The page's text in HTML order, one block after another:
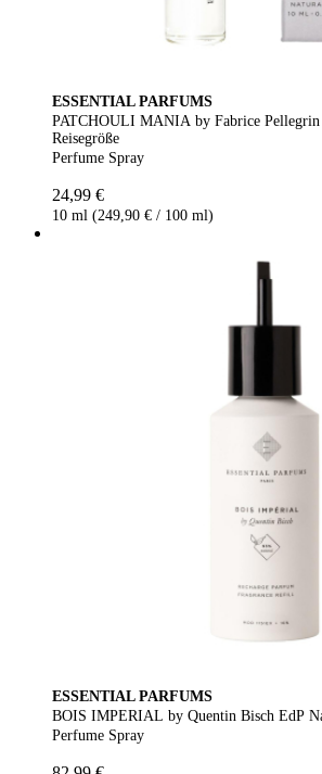
ESSENTIAL PARFUMS
PATCHOULI MANIA by Fabrice Pellegrin
Reisegröße
Perfume Spray
24,99 €
10 ml (249,90 € / 100 ml)
ESSENTIAL PARFUMS
BOIS IMPERIAL by Quentin Bisch EdP
Perfume Spray